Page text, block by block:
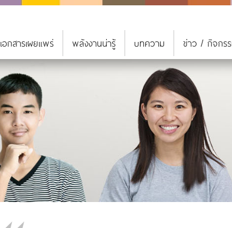
เอกสารเผยแพร่ พลังงานน่ารู้ บทความ ข่าว / กิจกร